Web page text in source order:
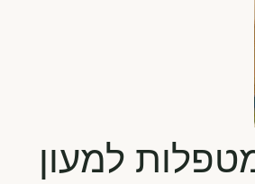
למעון